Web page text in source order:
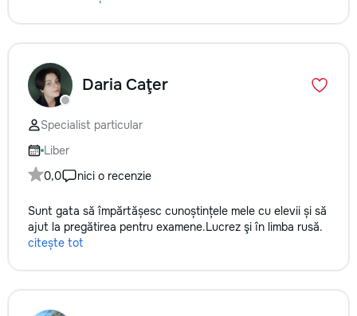
Daria Caţer
Specialist particular
Liber
0,0
nici o recenzie
Sunt gata să împărtășesc cunoștințele mele cu elevii și să
ajut la pregătirea pentru examene.Lucrez şi în limba rusă.
citește tot